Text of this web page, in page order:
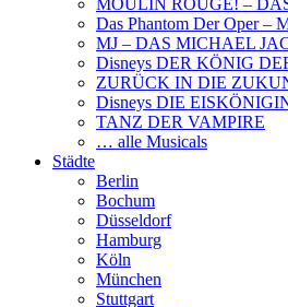
MOULIN ROUGE! –
Das Phantom Der Oper –
MJ – DAS MICHAEL
Disneys DER KÖNIG
ZURÜCK IN DIE
Disneys DIE
TANZ DER VAMPIRE
… alle Musicals
Städte
Berlin
Bochum
Düsseldorf
Hamburg
Köln
München
Stuttgart